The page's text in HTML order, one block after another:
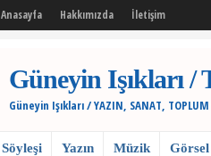
Anasayfa Hakkımızda İletişim
Güneyin Işıkları
Güneyin Işıkları / YAZIN, SANAT,
Söyleşi Yazın Müzik Görsel